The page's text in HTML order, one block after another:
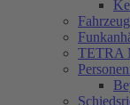
TETRA